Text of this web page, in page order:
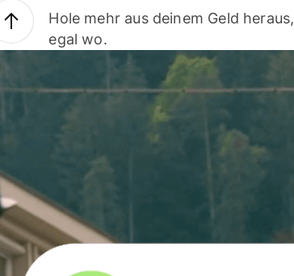
Hole mehr aus deinem Geld heraus,
egal wo.